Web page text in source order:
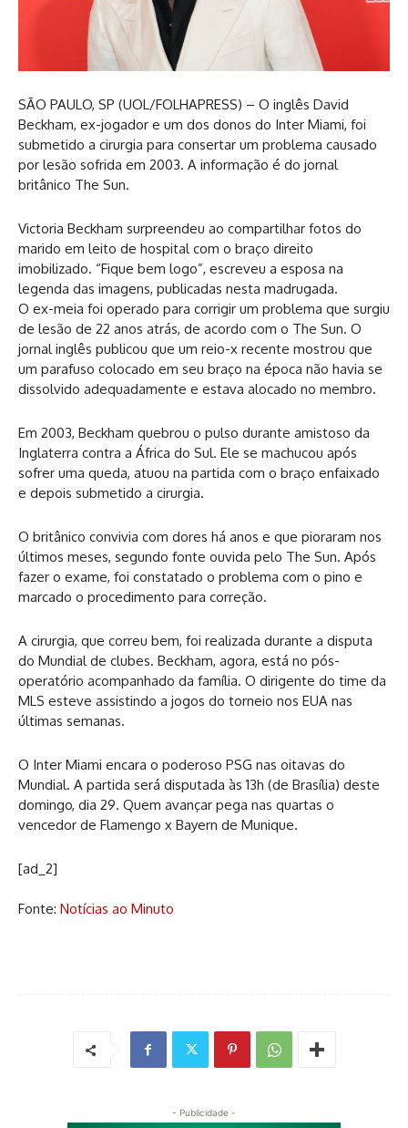
SÃO PAULO, SP (UOL/FOLHAPRESS) – O inglês David
Beckham, ex-jogador e um dos donos do Inter Miami, foi
submetido a cirurgia para consertar um problema causado
por lesão sofrida em 2003. A informação é do jornal
britânico The Sun.
Victoria Beckham surpreendeu ao compartilhar fotos do
marido em leito de hospital com o braço direito
imobilizado. “Fique bem logo”, escreveu a esposa na
legenda das imagens, publicadas nesta madrugada.
O ex-meia foi operado para corrigir um problema que surgiu
de lesão de 22 anos atrás, de acordo com o The Sun. O
jornal inglês publicou que um reio-x recente mostrou que
um parafuso colocado em seu braço na época não havia se
dissolvido adequadamente e estava alocado no membro.
Em 2003, Beckham quebrou o pulso durante amistoso da
Inglaterra contra a África do Sul. Ele se machucou após
sofrer uma queda, atuou na partida com o braço enfaixado
e depois submetido a cirurgia.
O britânico convivia com dores há anos e que pioraram nos
últimos meses, segundo fonte ouvida pelo The Sun. Após
fazer o exame, foi constatado o problema com o pino e
marcado o procedimento para correção.
A cirurgia, que correu bem, foi realizada durante a disputa
do Mundial de clubes. Beckham, agora, está no pós-
operatório acompanhado da família. O dirigente do time da
MLS esteve assistindo a jogos do torneio nos EUA nas
últimas semanas.
O Inter Miami encara o poderoso PSG nas oitavas do
Mundial. A partida será disputada às 13h (de Brasília) deste
domingo, dia 29. Quem avançar pega nas quartas o
vencedor de Flamengo x Bayern de Munique.
[ad_2]
Fonte: Notícias ao Minuto
- Publicidade -